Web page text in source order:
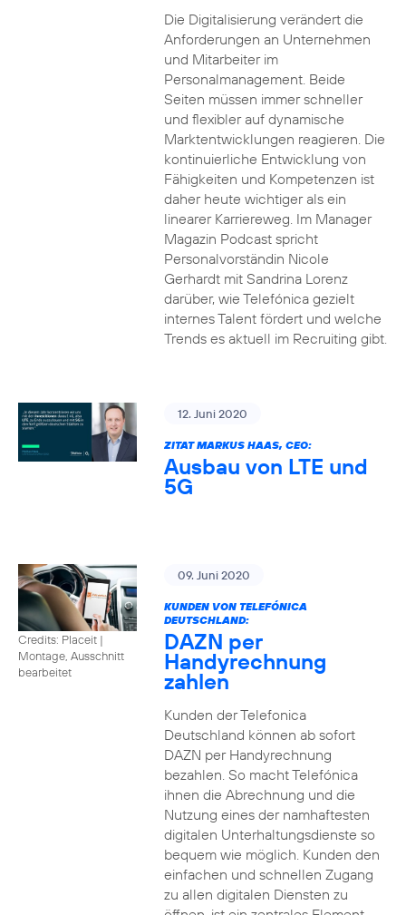
Die Digitalisierung verändert die
Anforderungen an Unternehmen
und Mitarbeiter im
Personalmanagement. Beide
Seiten müssen immer schneller
und flexibler auf dynamische
Marktentwicklungen reagieren. Die
kontinuierliche Entwicklung von
Fähigkeiten und Kompetenzen ist
daher heute wichtiger als ein
linearer Karriereweg. Im Manager
Magazin Podcast spricht
Personalvorständin Nicole
Gerhardt mit Sandrina Lorenz
darüber, wie Telefónica gezielt
internes Talent fördert und welche
Trends es aktuell im Recruiting gibt.
12. Juni 2020
ZITAT MARKUS HAAS, CEO:
Ausbau von LTE und
5G
Credits: Placeit |
Montage, Ausschnitt
bearbeitet
09. Juni 2020
KUNDEN VON TELEFÓNICA
DEUTSCHLAND:
DAZN per
Handyrechnung
zahlen
Kunden der Telefonica
Deutschland können ab sofort
DAZN per Handyrechnung
bezahlen. So macht Telefónica
ihnen die Abrechnung und die
Nutzung eines der namhaftesten
digitalen Unterhaltungsdienste so
bequem wie möglich. Kunden den
einfachen und schnellen Zugang
zu allen digitalen Diensten zu